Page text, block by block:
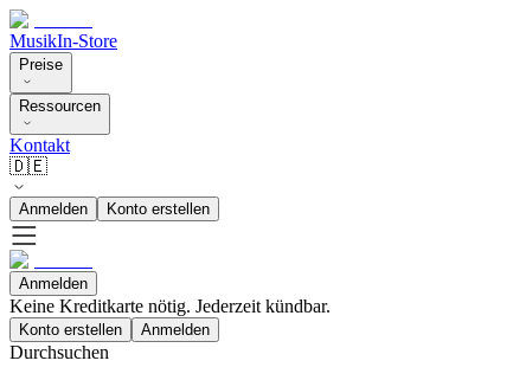
MusikIn-Store
Preise
Ressourcen
Kontakt
🇩🇪
Anmelden Konto erstellen
Anmelden
Keine Kreditkarte nötig. Jederzeit kündbar.
Konto erstellen Anmelden
Durchsuchen